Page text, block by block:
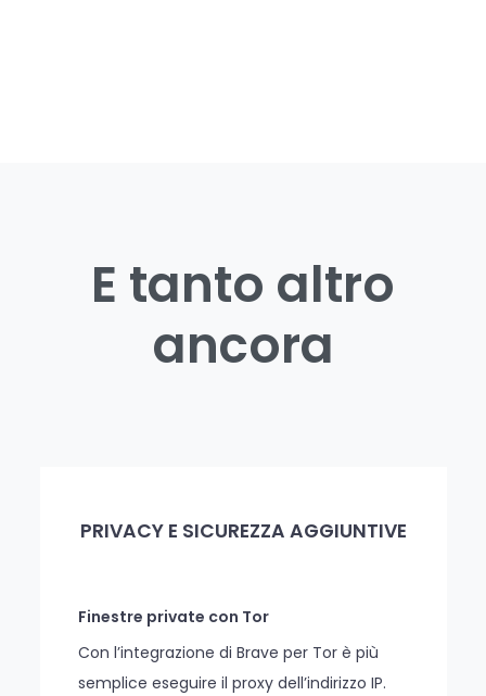
E tanto altro
ancora
PRIVACY E SICUREZZA AGGIUNTIVE
Finestre private con Tor
Con l’integrazione di Brave per Tor è più
semplice eseguire il proxy dell’indirizzo IP.